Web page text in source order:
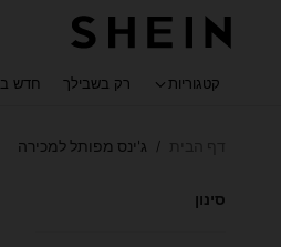
קטגוריות רק בשבילך חדש ב
/ ג'ינס מפותל למכירה
סינון